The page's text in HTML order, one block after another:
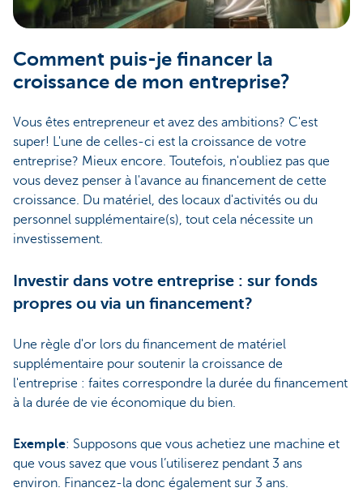
Comment puis-je financer la
croissance de mon entreprise?
Vous êtes entrepreneur et avez des ambitions? C'est
super! L'une de celles-ci est la croissance de votre
entreprise? Mieux encore. Toutefois, n'oubliez pas que
vous devez penser à l'avance au financement de cette
croissance. Du matériel, des locaux d'activités ou du
personnel supplémentaire(s), tout cela nécessite un
investissement.
Investir dans votre entreprise : sur fonds
propres ou via un financement?
Une règle d'or lors du financement de matériel
supplémentaire pour soutenir la croissance de
l'entreprise : faites correspondre la durée du financement
à la durée de vie économique du bien.
Exemple: Supposons que vous achetiez une machine et
que vous savez que vous l’utiliserez pendant 3 ans
environ. Financez-la donc également sur 3 ans.